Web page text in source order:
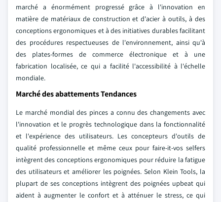
marché a énormément progressé grâce à l'innovation en
matière de matériaux de construction et d'acier à outils, à des
conceptions ergonomiques et à des initiatives durables facilitant
des procédures respectueuses de l'environnement, ainsi qu'à
des plates-formes de commerce électronique et à une
fabrication localisée, ce qui a facilité l'accessibilité à l'échelle
mondiale.
Marché des abattements Tendances
Le marché mondial des pinces a connu des changements avec
l'innovation et le progrès technologique dans la fonctionnalité
et l'expérience des utilisateurs. Les concepteurs d'outils de
qualité professionnelle et même ceux pour faire-it-vos selfers
intègrent des conceptions ergonomiques pour réduire la fatigue
des utilisateurs et améliorer les poignées. Selon Klein Tools, la
plupart de ses conceptions intègrent des poignées upbeat qui
aident à augmenter le confort et à atténuer le stress, ce qui